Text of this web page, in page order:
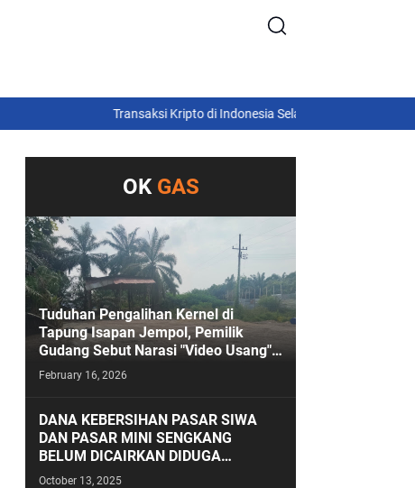
Transaksi Kripto di Indonesia Selalu Tembus Rp45 Triliun
OK GAS
Tuduhan Pengalihan Kernel di
Tapung Isapan Jempol, Pemilik
Gudang Sebut Narasi "Video Usang"
Sengaja Digoreng!
February 16, 2026
DANA KEBERSIHAN PASAR SIWA
DAN PASAR MINI SENGKANG
BELUM DICAIRKAN DIDUGA
ANGGARAN KEBERSIHAN SALAH
October 13, 2025